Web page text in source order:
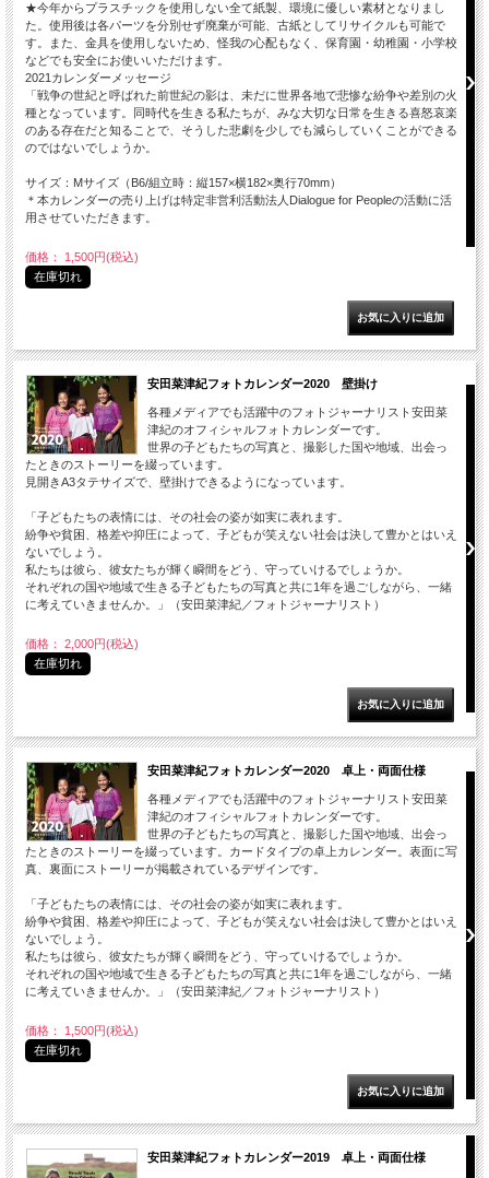
★今年からプラスチックを使用しない全て紙製、環境に優しい素材となりまし
た。使用後は各パーツを分別せず廃棄が可能、古紙としてリサイクルも可能で
す。また、金具を使用しないため、怪我の心配もなく、保育園・幼稚園・小学校
などでも安全にお使いいただけます。
2021カレンダーメッセージ
「戦争の世紀と呼ばれた前世紀の影は、未だに世界各地で悲惨な紛争や差別の火
種となっています。同時代を生きる私たちが、みな大切な日常を生きる喜怒哀楽
のある存在だと知ることで、そうした悲劇を少しでも減らしていくことができる
のではないでしょうか。
サイズ：Mサイズ（B6/組立時：縦157×横182×奥行70mm）
＊本カレンダーの売り上げは特定非営利活動法人Dialogue for Peopleの活動に活
用させていただきます。
価格： 1,500円(税込)
在庫切れ
安田菜津紀フォトカレンダー2020 壁掛け
各種メディアでも活躍中のフォトジャーナリスト安田菜
津紀のオフィシャルフォトカレンダーです。
世界の子どもたちの写真と、撮影した国や地域、出会っ
たときのストーリーを綴っています。
見開きA3タテサイズで、壁掛けできるようになっています。
「子どもたちの表情には、その社会の姿が如実に表れます。
紛争や貧困、格差や抑圧によって、子どもが笑えない社会は決して豊かとはいえ
ないでしょう。
私たちは彼ら、彼女たちが輝く瞬間をどう、守っていけるでしょうか。
それぞれの国や地域で生きる子どもたちの写真と共に1年を過ごしながら、一緒
に考えていきませんか。」（安田菜津紀／フォトジャーナリスト）
価格： 2,000円(税込)
在庫切れ
安田菜津紀フォトカレンダー2020 卓上・両面仕様
各種メディアでも活躍中のフォトジャーナリスト安田菜
津紀のオフィシャルフォトカレンダーです。
世界の子どもたちの写真と、撮影した国や地域、出会っ
たときのストーリーを綴っています。カードタイプの卓上カレンダー。表面に写
真、裏面にストーリーが掲載されているデザインです。
「子どもたちの表情には、その社会の姿が如実に表れます。
紛争や貧困、格差や抑圧によって、子どもが笑えない社会は決して豊かとはいえ
ないでしょう。
私たちは彼ら、彼女たちが輝く瞬間をどう、守っていけるでしょうか。
それぞれの国や地域で生きる子どもたちの写真と共に1年を過ごしながら、一緒
に考えていきませんか。」（安田菜津紀／フォトジャーナリスト）
価格： 1,500円(税込)
在庫切れ
安田菜津紀フォトカレンダー2019 卓上・両面仕様